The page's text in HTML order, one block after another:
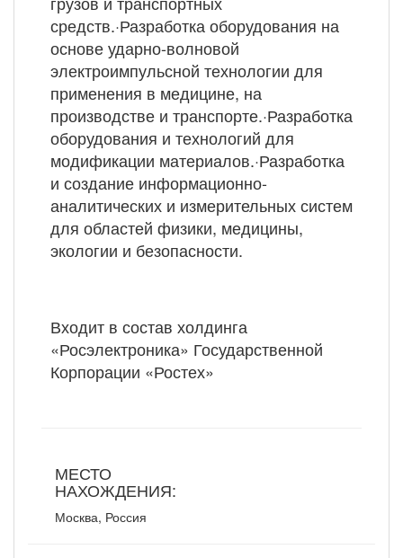
средств.·Разработка оборудования на
основе ударно-волновой
электроимпульсной технологии для
применения в медицине, на
производстве и транспорте.·Разработка
оборудования и технологий для
модификации материалов.·Разработка
и создание информационно-
аналитических и измерительных систем
для областей физики, медицины,
экологии и безопасности.
Входит в состав холдинга
«Росэлектроника» Государственной
Корпорации «Ростех»
МЕСТО
НАХОЖДЕНИЯ:
Москва, Россия